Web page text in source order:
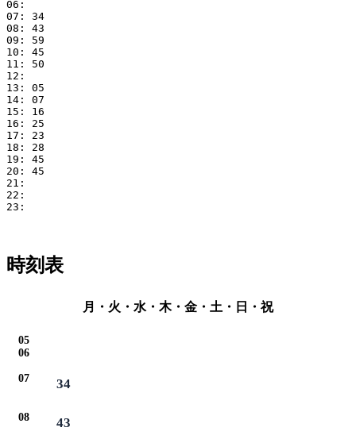
06:
07: 34
08: 43
09: 59
10: 45
11: 50
12:
13: 05
14: 07
15: 16
16: 25
17: 23
18: 28
19: 45
20: 45
21:
22:
23:
時刻表
月・火・水・木・金・土・日・祝
05
06
07 34
08 43